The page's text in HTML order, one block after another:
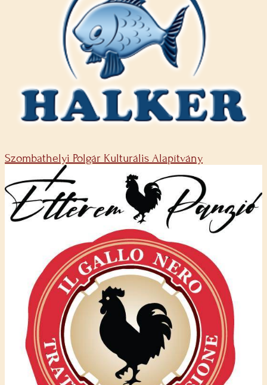
Szombathelyi Polgár Kulturális Alapítvány